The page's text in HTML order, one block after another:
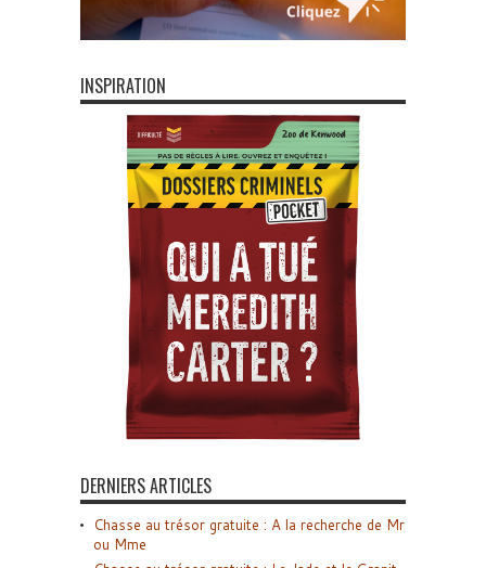
INSPIRATION
DERNIERS ARTICLES
Chasse au trésor gratuite : A la recherche de Mr
ou Mme